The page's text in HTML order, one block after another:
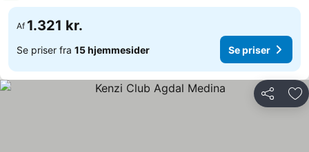
Af 1.321 kr.
Se priser fra 15 hjemmesider Se priser
Del